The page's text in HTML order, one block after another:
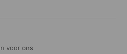
voor ons